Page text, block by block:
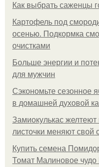
Как выбрать саженцы
Картофель под
осенью. Подкормка
очистками
Больше энергии и
для мужчин
Сэкономьте сезонное
в домашней духовой
Замиокулькас
листочки меняют свой
Купить семена
Томат Малиновое